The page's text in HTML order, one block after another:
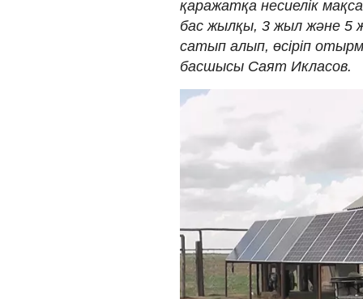
қаражатқа несиелік
бас жылқы, 3 жыл және 5
сатып алып, өсіріп
басшысы Саят Икласов.